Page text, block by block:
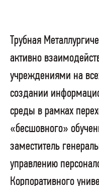
Трубная
активно
учреждениями на
создании
среды в рамках
«бесшовного»
заместитель
управлению
Корпоративного